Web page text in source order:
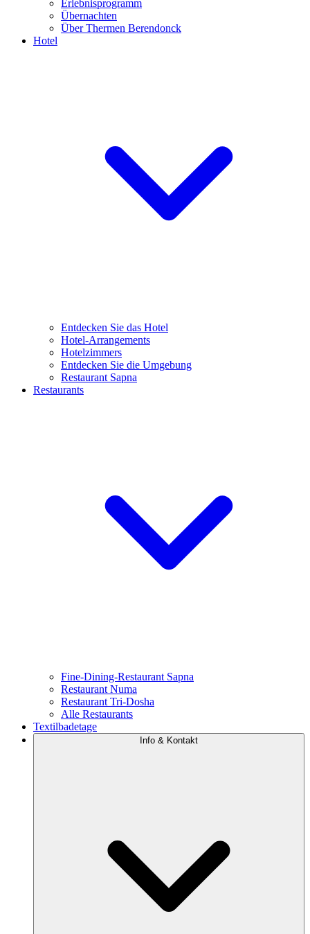
Erlebnisprogramm
Übernachten
Über Thermen Berendonck
Hotel
Entdecken Sie das Hotel
Hotel-Arrangements
Hotelzimmers
Entdecken Sie die Umgebung
Restaurant Sapna
Restaurants
Fine-Dining-Restaurant Sapna
Restaurant Numa
Restaurant Tri-Dosha
Alle Restaurants
Textilbadetage
Info & Kontakt